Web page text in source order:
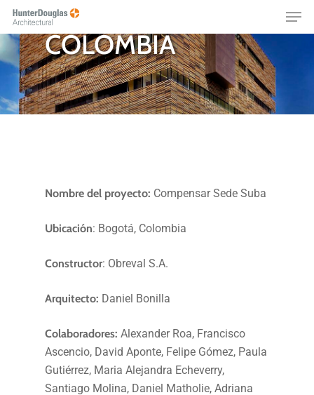
Skip
main
content
BOGOTÁ,
COLOMBIA
Nombre del proyecto: Compensar Sede Suba
Ubicación: Bogotá, Colombia
Constructor: Obreval S.A.
Arquitecto: Daniel Bonilla
Colaboradores: Alexander Roa, Francisco
Ascencio, David Aponte, Felipe Gómez, Paula
Gutiérrez, Maria Alejandra Echeverry,
Santiago Molina, Daniel Matholie, Adriana